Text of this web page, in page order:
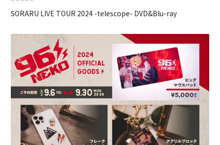
SORARU LIVE TOUR 2024 -telescope- DVD&Blu-ray